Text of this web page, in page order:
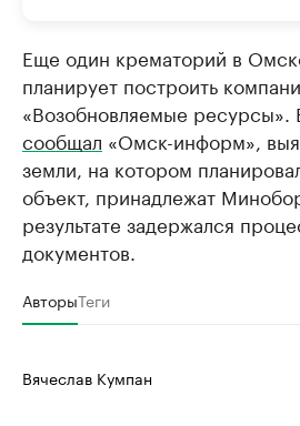
Еще один крематорий в
планирует построить
«Возобновляемые ресурсы».
сообщал «Омск-информ»,
земли, на котором
объект, принадлежат
результате задержался
документов.
АвторыТеги
Вячеслав Кумпан